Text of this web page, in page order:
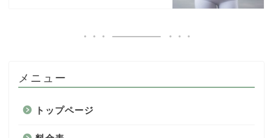
メニュー
トップページ